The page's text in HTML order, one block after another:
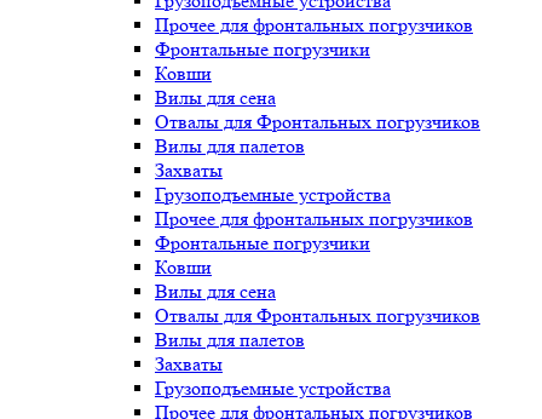
Прочее для фронтальных погрузчиков
Фронтальные погрузчики
Ковши
Вилы для сена
Отвалы для Фронтальных погрузчиков
Вилы для палетов
Захваты
Грузоподъемные устройства
Прочее для фронтальных погрузчиков
Фронтальные погрузчики
Ковши
Вилы для сена
Отвалы для Фронтальных погрузчиков
Вилы для палетов
Захваты
Грузоподъемные устройства
Прочее для фронтальных погрузчиков